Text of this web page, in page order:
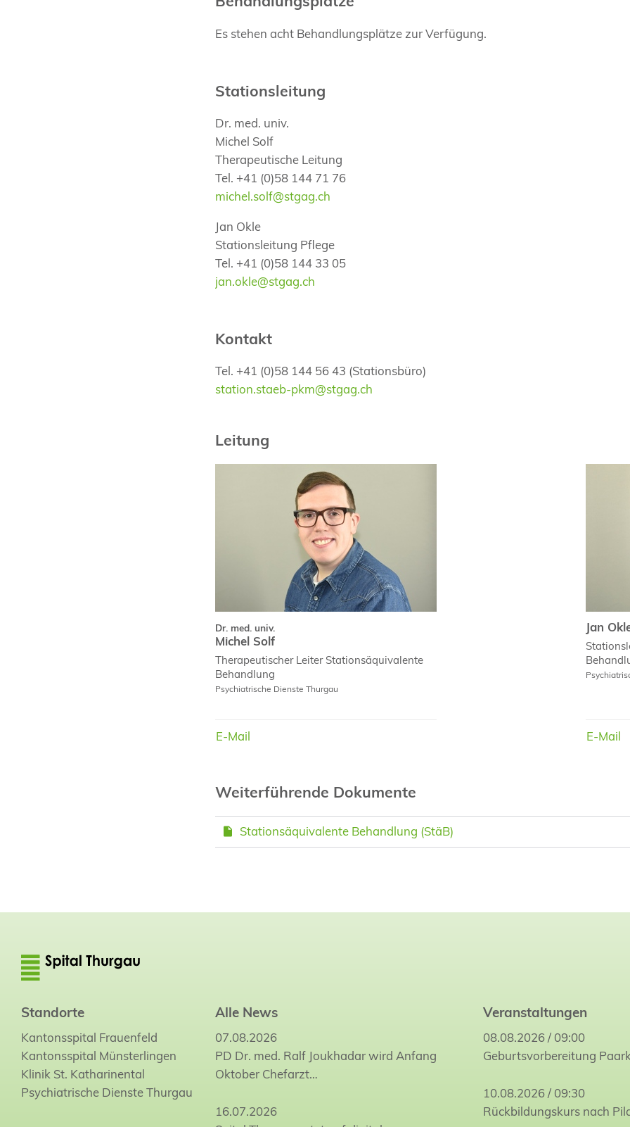
Es stehen acht Behandlungsplätze zur Verfügung.
Stationsleitung
Dr. med. univ.
Michel Solf
Therapeutische Leitung
Tel. +41 (0)58 144 71 76
michel.solf@stgag.ch
Jan Okle
Stationsleitung Pflege
Tel. +41 (0)58 144 33 05
jan.okle@stgag.ch
Kontakt
Tel. +41 (0)58 144 56 43 (Stationsbüro)
​​​​​​​station.staeb-pkm@stgag.ch
Leitung
Dr. med. univ.
Michel Solf
Therapeutischer Leiter Stationsäquivalente
Behandlung
Psychiatrische Dienste Thurgau
E-Mail
E-Mail
Jan
E-Mail
E-Mail
Weiterführende Dokumente
Stationsäquivalente Behandlung (StäB)
Standorte
Kantonsspital Frauenfeld
Kantonsspital Münsterlingen
Klinik St. Katharinental
Psychiatrische Dienste Thurgau
Alle News
07.08.2026
PD Dr. med. Ralf Joukhadar wird Anfang
Oktober Chefarzt…
16.07.2026
Veranstaltungen
08.08.2026 / 09:00
Geburtsvorbereitung
10.08.2026 / 09:30
Rückbildungskurs nach